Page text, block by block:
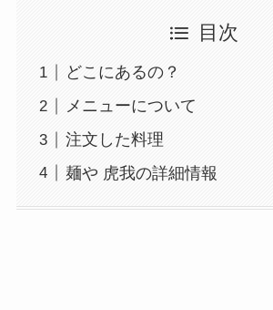
目次
どこにあるの？
メニューについて
注文した料理
麺や 虎我の詳細情報